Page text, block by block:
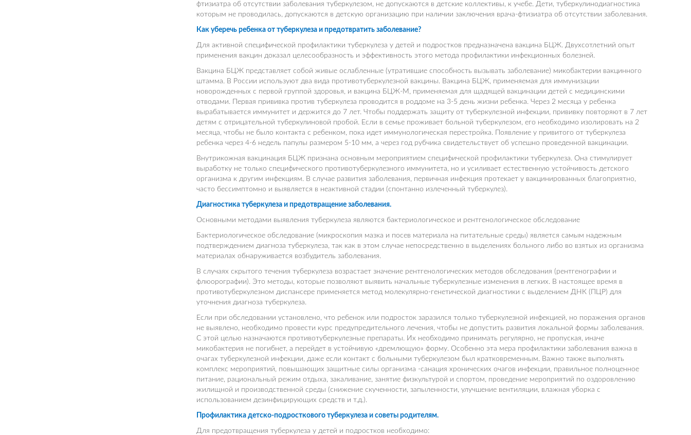
фтизиатра об отсутствии заболевания туберкулезом, не допускаются в детские коллективы, к учебе. Дети, туберкулинодиагностика
которым не проводилась, допускаются в детскую организацию при наличии заключения врача-фтизиатра об отсутствии заболевания.
Как уберечь ребенка от туберкулеза и предотвратить заболевание?
Для активной специфической профилактики туберкулеза у детей и подростков предназначена вакцина БЦЖ. Двухсотлетний опыт
применения вакцин доказал целесообразность и эффективность этого метода профилактики инфекционных болезней.
Вакцина БЦЖ представляет собой живые ослабленные (утратившие способность вызывать заболевание) микобактерии вакцинного
штамма. В России используют два вида противотуберкулезной вакцины. Вакцина БЦЖ, применяемая для иммунизации
новорожденных с первой группой здоровья, и вакцина БЦЖ-М, применяемая для щадящей вакцинации детей с медицинскими
отводами. Первая прививка против туберкулеза проводится в роддоме на 3-5 день жизни ребенка. Через 2 месяца у ребенка
вырабатывается иммунитет и держится до 7 лет. Чтобы поддержать защиту от туберкулезной инфекции, прививку повторяют в 7 лет
детям с отрицательной туберкулиновой пробой. Если в семье проживает больной туберкулезом, его необходимо изолировать на 2
месяца, чтобы не было контакта с ребенком, пока идет иммунологическая перестройка. Появление у привитого от туберкулеза
ребенка через 4-6 недель папулы размером 5-10 мм, а через год рубчика свидетельствует об успешно проведенной вакцинации.
Внутрикожная вакцинация БЦЖ признана основным мероприятием специфической профилактики туберкулеза. Она стимулирует
выработку не только специфического противотуберкулезного иммунитета, но и усиливает естественную устойчивость детского
организма к другим инфекциям. В случае развития заболевания, первичная инфекция протекает у вакцинированных благоприятно,
часто бессимптомно и выявляется в неактивной стадии (спонтанно излеченный туберкулез).
Диагностика туберкулеза и предотвращение заболевания.
Основными методами выявления туберкулеза являются бактериологическое и рентгенологическое обследование
Бактериологическое обследование (микроскопия мазка и посев материала на питательные среды) является самым надежным
подтверждением диагноза туберкулеза, так как в этом случае непосредственно в выделениях больного либо во взятых из организма
материалах обнаруживается возбудитель заболевания.
В случаях скрытого течения туберкулеза возрастает значение рентгенологических методов обследования (рентгенографии и
флюорографии). Это методы, которые позволяют выявить начальные туберкулезные изменения в легких. В настоящее время в
противотуберкулезном диспансере применяется метод молекулярно-генетической диагностики с выделением ДНК (ПЦР) для
уточнения диагноза туберкулеза.
Если при обследовании установлено, что ребенок или подросток заразился только туберкулезной инфекцией, но поражения органов
не выявлено, необходимо провести курс предупредительного лечения, чтобы не допустить развития локальной формы заболевания.
С этой целью назначаются противотуберкулезные препараты. Их необходимо принимать регулярно, не пропуская, иначе
микобактерия не погибнет, а перейдет в устойчивую «дремлющую» форму. Особенно эта мера профилактики заболевания важна в
очагах туберкулезной инфекции, даже если контакт с больными туберкулезом был кратковременным. Важно также выполнять
комплекс мероприятий, повышающих защитные силы организма -санация хронических очагов инфекции, правильное полноценное
питание, рациональный режим отдыха, закаливание, занятие физкультурой и спортом, проведение мероприятий по оздоровлению
жилищной и производственной среды (снижение скученности, запыленности, улучшение вентиляции, влажная уборка с
использованием дезинфицирующих средств и т.д.).
Профилактика детско-подросткового туберкулеза и советы родителям.
Для предотвращения туберкулеза у детей и подростков необходимо: